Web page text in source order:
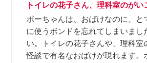
トイレの花子さん、理科室のが
ポーちゃんは、おばけなのに、
に使うボンドを忘れてしまいま
い。トイレの花子さんや、理科
怪談で有名なおばけが現れます